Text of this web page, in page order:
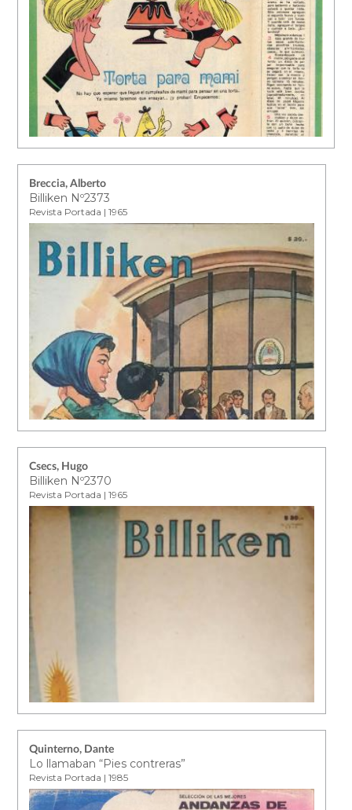
Breccia, Alberto
Billiken Nº2373
Revista Portada | 1965
Csecs, Hugo
Billiken Nº2370
Revista Portada | 1965
Quinterno, Dante
Lo llamaban “Pies contreras”
Revista Portada | 1985